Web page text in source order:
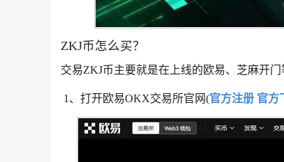
ZKJ币怎么买？
交易ZKJ币主要就是在上线的欧易、芝麻开
1、打开欧易OKX交易所官网(官方注册 官方